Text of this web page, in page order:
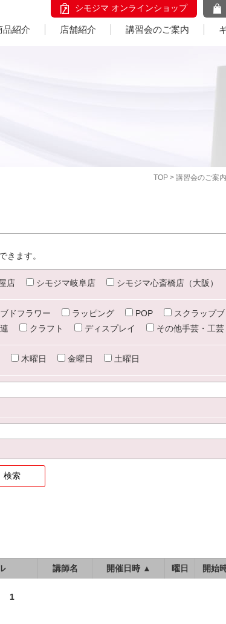
シモジマ オンラインショップ
品紹介 店舗紹介 講習会のご案内
TOP > 講習会のご案内
きます。
店 シモジマ岐阜店 シモジマ心斎橋店（大阪）
ドフラワー ラッピング POP
スクラップ
クラフト ディスプレイ その他手芸・工芸
木曜日 金曜日 土曜日
講師名 開催日時 ▲ 曜日 開始
1